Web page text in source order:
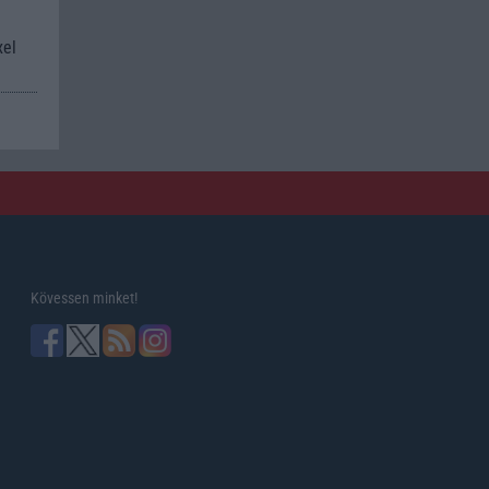
Kövessen minket!